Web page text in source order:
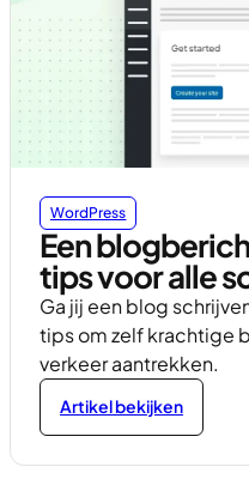
WordPress
Een
tips voor alle
Ga jij een blog
tips om zelf krachtige
verkeer aantrekken.
Artikel bekijken